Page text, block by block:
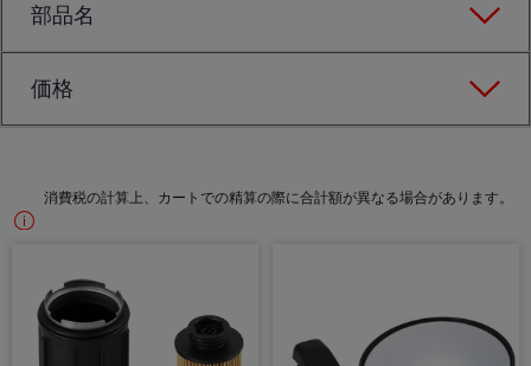
部品名
価格
消費税の計算上、カートでの精算の際に合計額が異なる場合があります。